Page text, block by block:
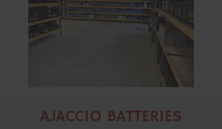
AJACCIO BATTERIES